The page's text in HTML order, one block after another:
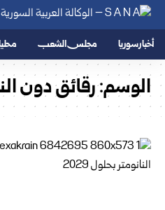
أخبار سوريا مجلس الشعب
الوسم:رقائق دون